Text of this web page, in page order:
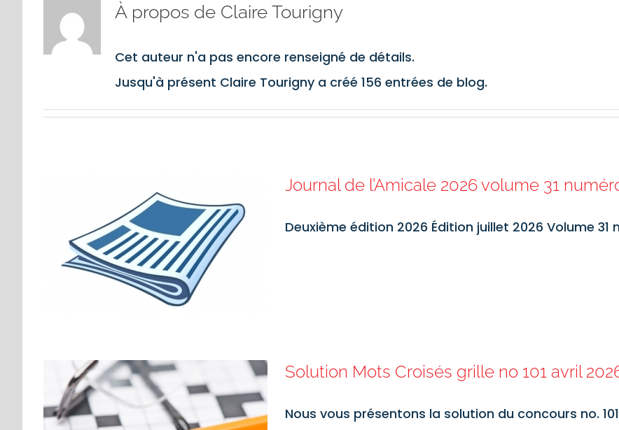
À propos de Claire Tourigny
Cet auteur n'a pas encore renseigné de détails.
Jusqu'à présent Claire Tourigny a créé 156 entrées de blog.
Journal de l’Amicale 2026 volume 31
Deuxième édition 2026 Édition juillet 2026 Volume 31
Solution Mots Croisés grille no 101 avril
Nous vous présentons la solution du concours no.